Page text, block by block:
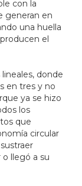
con la
generan en
una huella
el
donde
en tres y no
ya se hizo
los
que
circular
llegó a su